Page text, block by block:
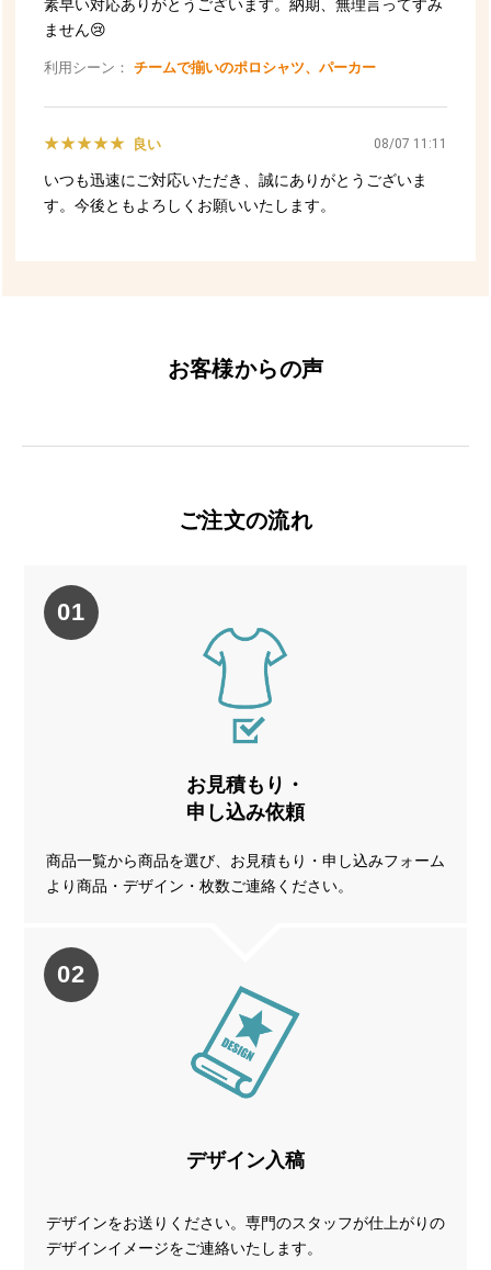
お客様からの声
ご注文の流れ
01
お見積もり・
申し込み依頼
商品一覧から商品を選び、お見積もり・申し込みフォーム
より商品・デザイン・枚数ご連絡ください。
02
デザイン入稿
デザインをお送りください。専門のスタッフが仕上がりの
デザインイメージをご連絡いたします。